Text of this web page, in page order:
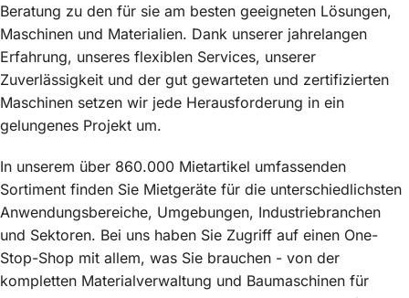
Beratung zu den für sie am besten geeigneten Lösungen,
Maschinen und Materialien. Dank unserer jahrelangen
Erfahrung, unseres flexiblen Services, unserer
Zuverlässigkeit und der gut gewarteten und zertifizierten
Maschinen setzen wir jede Herausforderung in ein
gelungenes Projekt um.
In unserem über 860.000 Mietartikel umfassenden
Sortiment finden Sie Mietgeräte für die unterschiedlichsten
Anwendungsbereiche, Umgebungen, Industriebranchen
und Sektoren. Bei uns haben Sie Zugriff auf einen One-
Stop-Shop mit allem, was Sie brauchen - von der
kompletten Materialverwaltung und Baumaschinen für